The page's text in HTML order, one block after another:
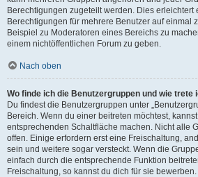
Berechtigungen zugeteilt werden. Dies erleichtert
Berechtigungen für mehrere Benutzer auf einmal
Beispiel zu Moderatoren eines Bereichs zu
einem nichtöffentlichen Forum zu geben.
Nach oben
Wo finde ich die Benutzergruppen und wie trete
Du findest die Benutzergruppen unter
Bereich. Wenn du einer beitreten möchtest,
entsprechenden Schaltfläche machen. Nicht alle
offen. Einige erfordern erst eine Freischaltung,
sein und weitere sogar versteckt. Wenn die
einfach durch die entsprechende Funktion
Freischaltung, so kannst du dich für sie